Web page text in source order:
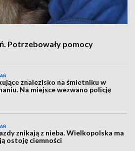
Potrzebowały pomocy
znalezisko na śmietniku w
Na miejsce wezwano policję
znikają z nieba. Wielkopolska ma
ostoję ciemności